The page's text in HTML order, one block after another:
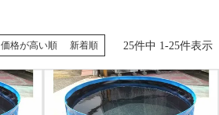
価格が高い順 新着順 25件中 1 -25件表示